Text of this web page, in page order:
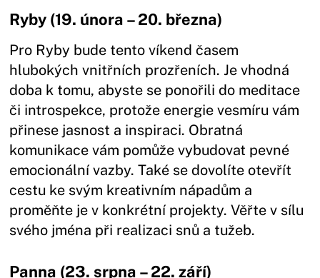
Ryby (19. února – 20. března)
Pro Ryby bude tento víkend časem
hlubokých vnitřních prozřeních. Je vhodná
doba k tomu, abyste se ponořili do meditace
či introspekce, protože energie vesmíru vám
přinese jasnost a inspiraci. Obratná
komunikace vám pomůže vybudovat pevné
emocionální vazby. Také se dovolíte otevřít
cestu ke svým kreativním nápadům a
proměňte je v konkrétní projekty. Věřte v sílu
svého jména při realizaci snů a tužeb.
Panna (23. srpna – 22. září)